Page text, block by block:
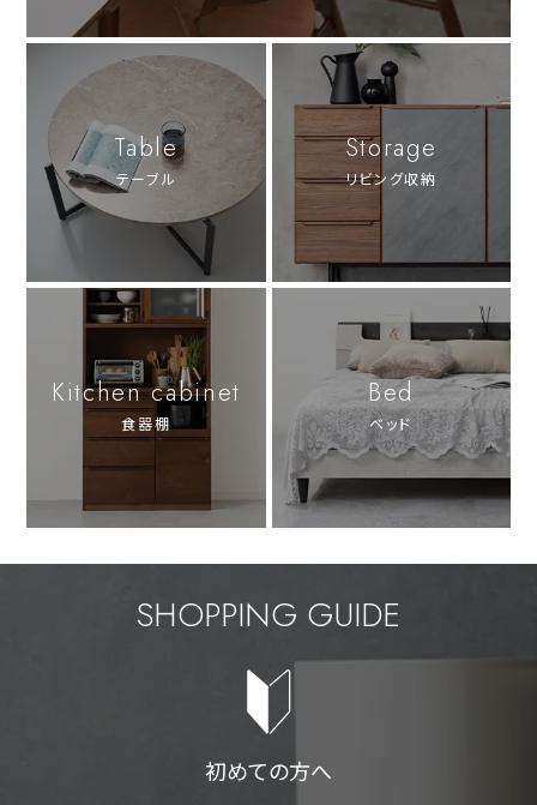
Table
テーブル
Storage
リビング収納
Kitchen cabinet
食器棚
Bed
ベッド
SHOPPING GUIDE
初めての方へ